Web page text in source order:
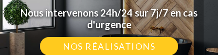
Nous intervenons 24h/24 sur 7j/7 en cas
d'urgence
NOS RÉALISATIONS